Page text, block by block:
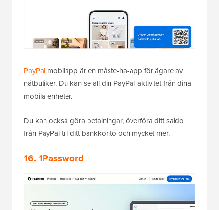
PayPal mobilapp är en måste-ha-app för ägare av
nätbutiker. Du kan se all din PayPal-aktivitet från dina
mobila enheter.
Du kan också göra betalningar, överföra ditt saldo
från PayPal till ditt bankkonto och mycket mer.
16. 1Password